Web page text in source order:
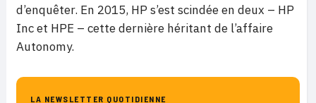
d’enquêter. En 2015, HP s’est scindée en deux – HP
Inc et HPE – cette dernière héritant de l’affaire
Autonomy.
LA NEWSLETTER QUOTIDIENNE